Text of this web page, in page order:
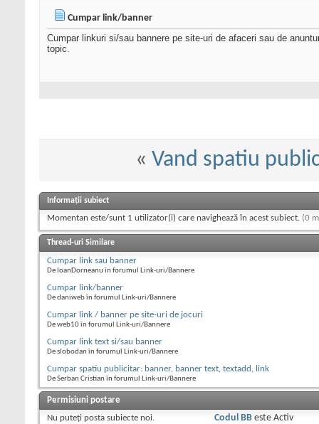
Cumpar link/banner
Cumpar linkuri si/sau bannere pe site-uri de afaceri sau de
topic.
« Vand spatiu
Informații subiect
Momentan este/sunt 1 utilizator(i) care navighează în acest subiect. (0
Thread-uri Similare
Cumpar link sau banner
De IoanDorneanu în forumul Link-uri/Bannere
Cumpar link/banner
De daniweb în forumul Link-uri/Bannere
Cumpar link / banner pe site-uri de jocuri
De web10 în forumul Link-uri/Bannere
Cumpar link text si/sau banner
De slobodan în forumul Link-uri/Bannere
Cumpar spatiu publicitar: banner, banner text, textadd, link
De Serban Cristian în forumul Link-uri/Bannere
Permisiuni postare
Nu puteţi posta subiecte noi.
Codul BBeste Activ